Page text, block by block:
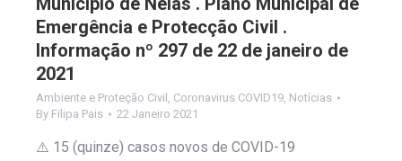
Emergência e Protecção Civil .
Informação nº 297 de 22 de janeiro de
2021
Ambiente e Proteção Civil Coronavirus COVID19 Notícias
By Filipa Pais 22 Janeiro 2021
⚠️ 15 (quinze) casos novos de COVID-19